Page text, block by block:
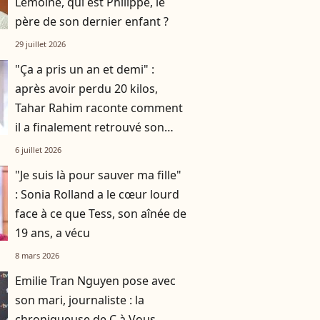
père de son dernier enfant ?
29 juillet 2026
"Ça a pris un an et demi" :
après avoir perdu 20 kilos,
Tahar Rahim raconte comment
il a finalement retrouvé son
énergie vitale
6 juillet 2026
"Je suis là pour sauver ma fille"
: Sonia Rolland a le cœur lourd
face à ce que Tess, son aînée de
19 ans, a vécu
8 mars 2026
Emilie Tran Nguyen pose avec
son mari, journaliste : la